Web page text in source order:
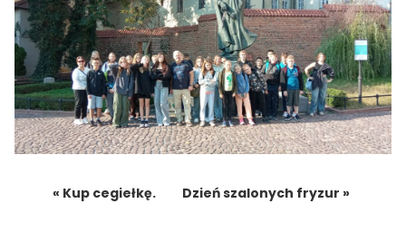
« Kup cegiełkę. Dzień szalonych fryzur »